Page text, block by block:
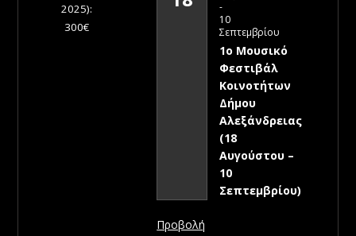
2025):
300€
-
10
Σεπτεμβρίου
1ο Μουσικό
Φεστιβάλ
Κοινοτήτων
Δήμου
Αλεξάνδρειας
(18
Αυγούστου –
10
Σεπτεμβρίου)